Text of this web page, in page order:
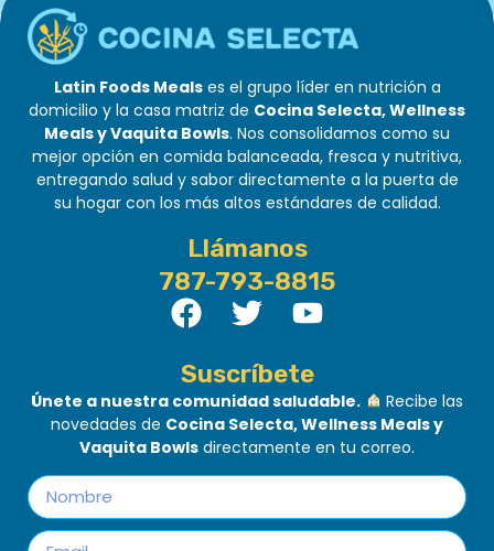
Latin Foods Mealses el grupo líder en nutrición a
domicilio y la casa matriz de Cocina Selecta, Wellness
Meals y Vaquita Bowls. Nos consolidamos como su
mejor opción en comida balanceada, fresca y nutritiva,
entregando salud y sabor directamente a la puerta de
su hogar con los más altos estándares de calidad.
Llámanos
787-793-8815
Suscríbete
Únete a nuestra comunidad saludable.
Recibe las
novedades de Cocina Selecta, Wellness Meals y
Vaquita Bowls directamente en tu correo.